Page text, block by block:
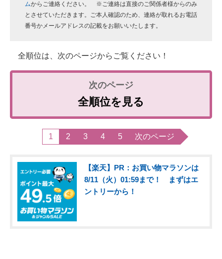
ムからご連絡ください。 ※ご連絡は直接のご関係者様からのみ
とさせていただきます。ご本人確認のため、連絡が取れるお電話
番号かメールアドレスの記載をお願いいたします。
全順位は、次のページからご覧ください！
全順位を見る
1 2 3 4 5 次のページ
【楽天】PR：お買い物マラソンは
8/11（火）01:59まで！ まずはエ
ントリーから！